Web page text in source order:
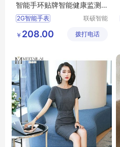
智能手环贴牌智能健康监测
手表电话手表
2G智能手表
3G智能手表
智能女性手表
联硕智能
有限公司
￥ 208.00 拨打电话